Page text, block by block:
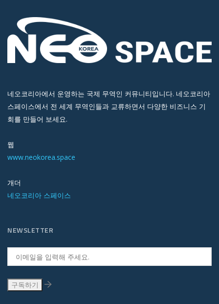
네오코리아에서 운영하는 국제 무역인 커뮤니티입니다. 네오코리아
스페이스에서 전 세계 무역인들과 교류하면서 다양한 비즈니스 기
회를 만들어 보세요.
웹
www.neokorea.space
개더
네오코리아 스페이스
NEWSLETTER